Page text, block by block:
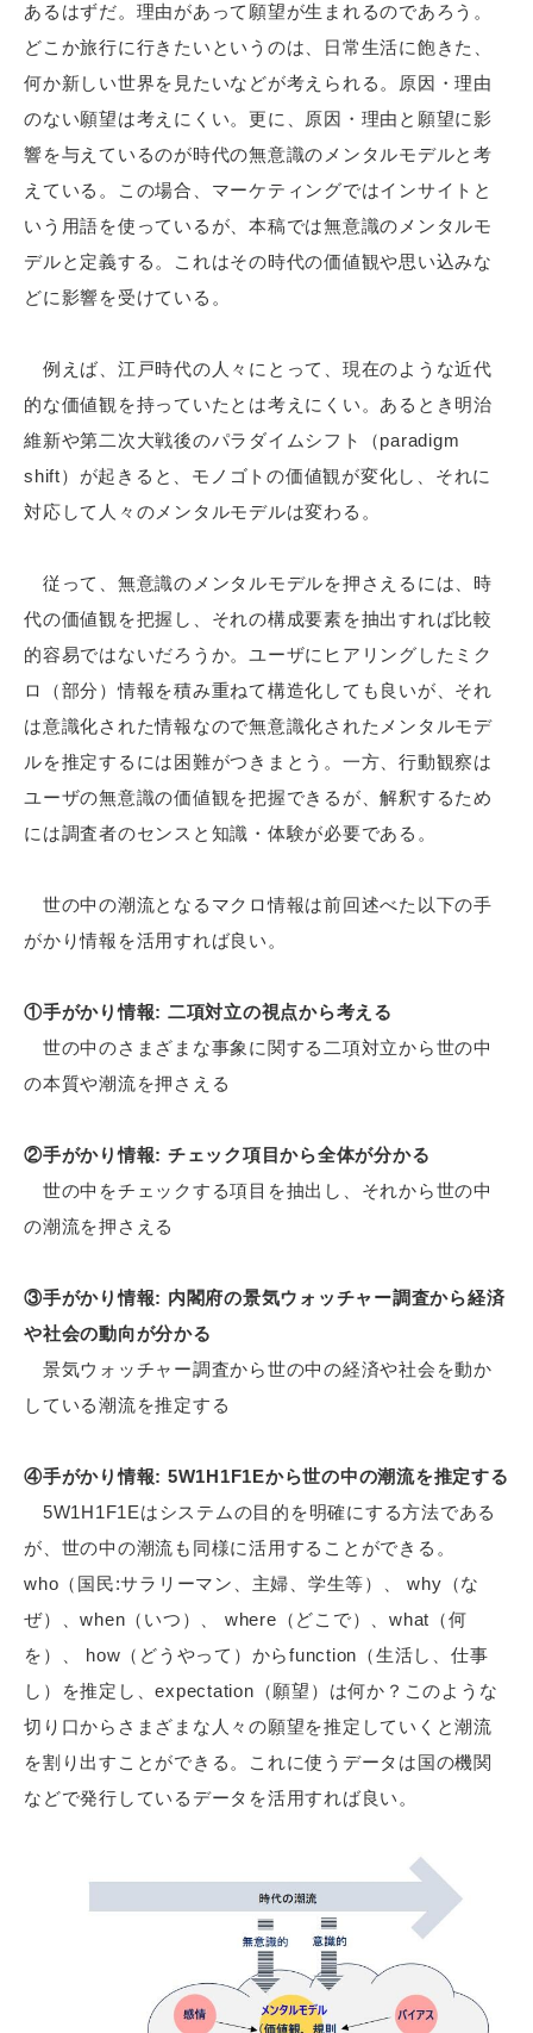
あるはずだ。理由があって願望が生まれるのであろう。
どこか旅行に行きたいというのは、日常生活に飽きた、
何か新しい世界を見たいなどが考えられる。原因・理由
のない願望は考えにくい。更に、原因・理由と願望に影
響を与えているのが時代の無意識のメンタルモデルと考
えている。この場合、マーケティングではインサイトと
いう用語を使っているが、本稿では無意識のメンタルモ
デルと定義する。これはその時代の価値観や思い込みな
どに影響を受けている。
例えば、江戸時代の人々にとって、現在のような近代
的な価値観を持っていたとは考えにくい。あるとき明治
維新や第二次大戦後のパラダイムシフト（paradigm
shift）が起きると、モノゴトの価値観が変化し、それに
対応して人々のメンタルモデルは変わる。
従って、無意識のメンタルモデルを押さえるには、時
代の価値観を把握し、それの構成要素を抽出すれば比較
的容易ではないだろうか。ユーザにヒアリングしたミク
ロ（部分）情報を積み重ねて構造化しても良いが、それ
は意識化された情報なので無意識化されたメンタルモデ
ルを推定するには困難がつきまとう。一方、行動観察は
ユーザの無意識の価値観を把握できるが、解釈するため
には調査者のセンスと知識・体験が必要である。
世の中の潮流となるマクロ情報は前回述べた以下の手
がかり情報を活用すれば良い。
①手がかり情報: 二項対立の視点から考える
世の中のさまざまな事象に関する二項対立から世の中
の本質や潮流を押さえる
②手がかり情報: チェック項目から全体が分かる
世の中をチェックする項目を抽出し、それから世の中
の潮流を押さえる
③手がかり情報: 内閣府の景気ウォッチャー調査から経済
や社会の動向が分かる
景気ウォッチャー調査から世の中の経済や社会を動か
している潮流を推定する
④手がかり情報: 5W1H1F1Eから世の中の潮流を推定する
5W1H1F1Eはシステムの目的を明確にする方法である
が、世の中の潮流も同様に活用することができる。
who（国民:サラリーマン、主婦、学生等）、 why（な
ぜ）、when（いつ）、 where（どこで）、what（何
を）、 how（どうやって）からfunction（生活し、仕事
し）を推定し、expectation（願望）は何か？このような
切り口からさまざまな人々の願望を推定していくと潮流
を割り出すことができる。これに使うデータは国の機関
などで発行しているデータを活用すれば良い。